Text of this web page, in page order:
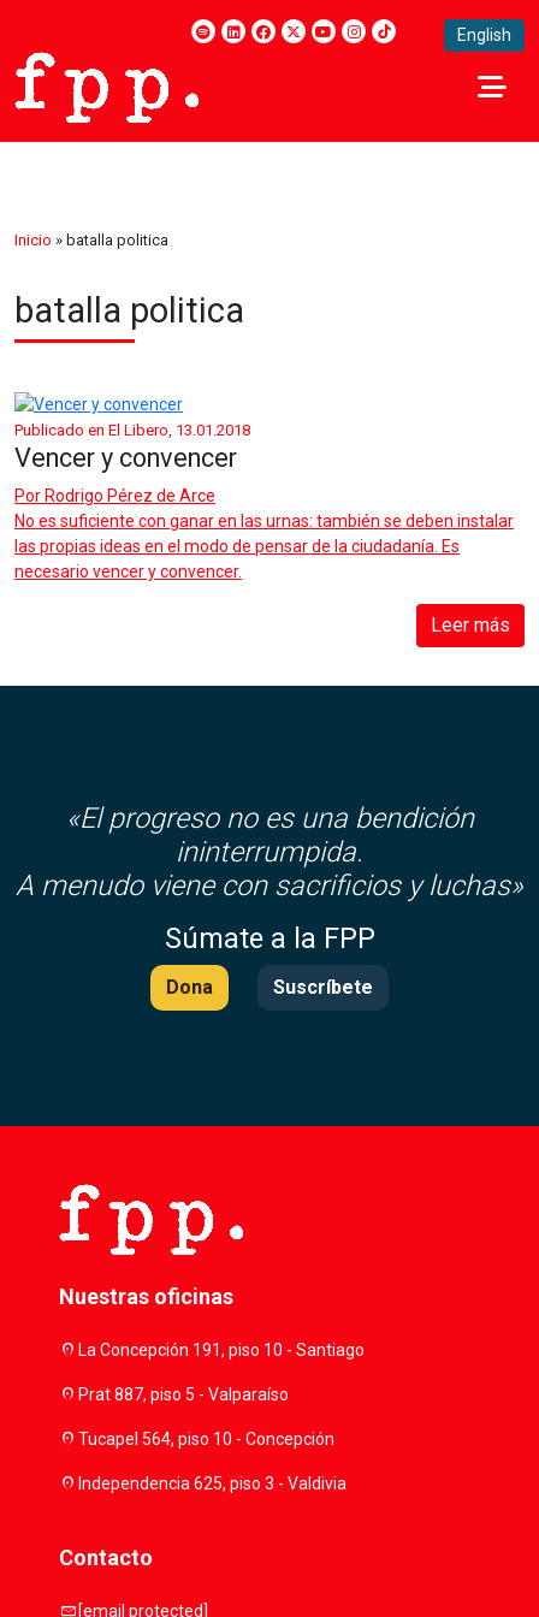
English
Inicio » batalla politica
batalla politica
Publicado en El Libero, 13.01.2018
Vencer y convencer
Por Rodrigo Pérez de Arce
No es suficiente con ganar en las urnas: también se deben instalar
las propias ideas en el modo de pensar de la ciudadanía. Es
necesario vencer y convencer.
Leer más
«El progreso no es una bendición
ininterrumpida.
A menudo viene con sacrificios y luchas»
Súmate a la FPP
Dona Suscríbete
Nuestras oficinas
location_onLa Concepción 191, piso 10 - Santiago
location_onPrat 887, piso 5 - Valparaíso
location_onTucapel 564, piso 10 - Concepción
location_onIndependencia 625, piso 3 - Valdivia
Contacto
mail [email protected]